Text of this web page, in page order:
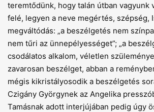
teremtődünk, hogy talán útban vagyunk
felé, legyen a neve megértés, szépség,
megváltódás: „a beszélgetés nem
nem tűri az ünnepélyességet”; „a
csodálatos alkalom, véletlen
zavarosan beszélget, abban a
mégis kikristályosodik a beszélgetés
Czigány Györgynek az Angelika
Tamásnak adott interjújában pedig úgy